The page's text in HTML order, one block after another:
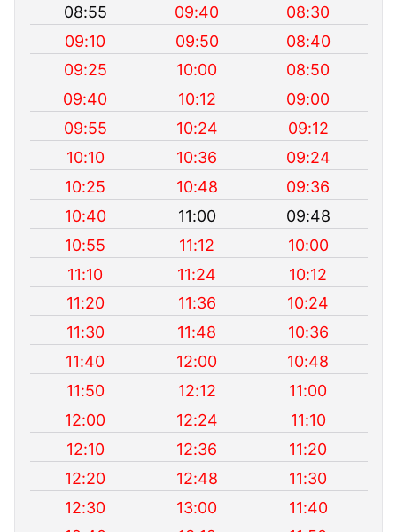
08:55 09:40
08:30
09:10
09:50
08:40
09:25
10:00
08:50
09:40
10:12
09:00
09:55
10:24
09:12
10:10
10:36
09:24
10:25
10:48
09:36
10:40
11:00
09:48
10:55
11:12
10:00
11:10
11:24
10:12
11:20
11:36
10:24
11:30
11:48
10:36
11:40
12:00
10:48
11:50
12:12
11:00
12:00
12:24
11:10
12:10
12:36
11:20
12:20
12:48
11:30
12:30
13:00
11:40